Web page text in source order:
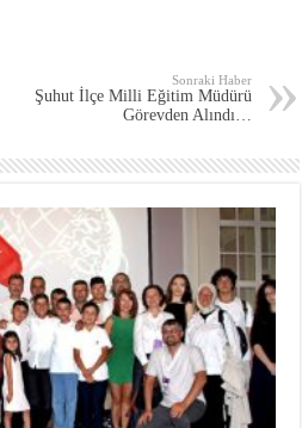
Sonraki Haber
Şuhut İlçe Milli Eğitim Müdürü
Görevden Alındı…